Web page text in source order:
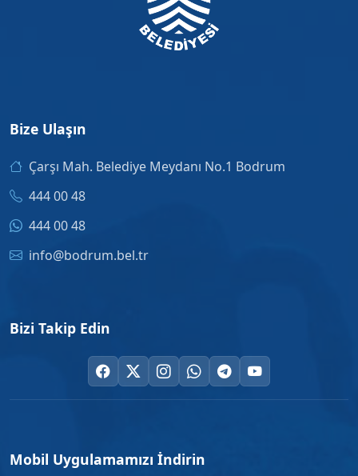
Bize Ulaşın
Çarşı Mah. Belediye Meydanı No.1 Bodrum
444 00 48
444 00 48
info@bodrum.bel.tr
Bizi Takip Edin
Mobil Uygulamamızı İndirin